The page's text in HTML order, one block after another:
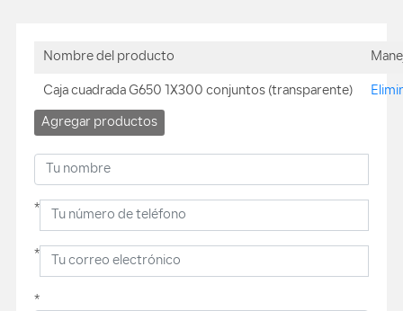
Nombre del producto
Caja cuadrada G650 1X300 conjuntos (transparente)
Agregar productos
*
*
*